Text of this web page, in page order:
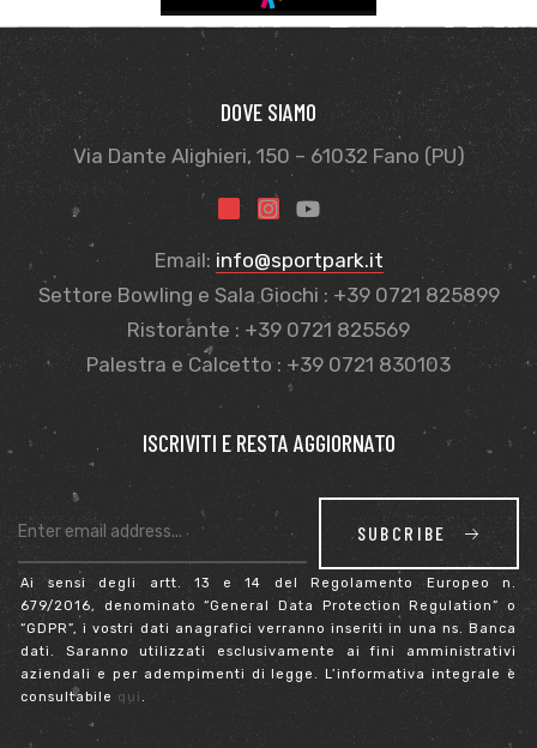
DOVE SIAMO
Via Dante Alighieri, 150 – 61032 Fano (PU)
Email: info@sportpark.it
Settore Bowling e Sala Giochi : +39 0721 825899
Ristorante : +39 0721 825569
Palestra e Calcetto : +39 0721 830103
ISCRIVITI E RESTA AGGIORNATO
SUBCRIBE
Ai sensi degli artt. 13 e 14 del Regolamento Europeo n.
679/2016, denominato “General Data Protection Regulation” o
“GDPR”, i vostri dati anagrafici verranno inseriti in una ns. Banca
dati. Saranno utilizzati esclusivamente ai fini amministrativi
aziendali e per adempimenti di legge. L’informativa integrale è
consultabile qui .